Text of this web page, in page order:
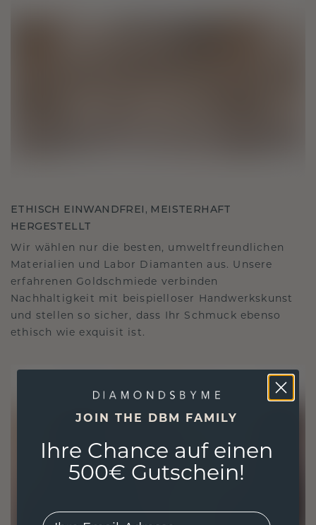
ETHISCH EINWANDFREI, MEISTERHAFT
HERGESTELLT
Wir wählen nur die besten, umweltfreundlichen
Materialien und Labor Diamanten aus. Unsere
erfahrenen Goldschmiede verbinden
Nachhaltigkeit mit beispielloser Handwerkskunst
und stellen so sicher, dass Ihr Schmuck ebenso
ethisch wie exquisit ist.
JOIN THE DBM FAMILY
Ihre Chance auf einen
500€ Gutschein!
EMail